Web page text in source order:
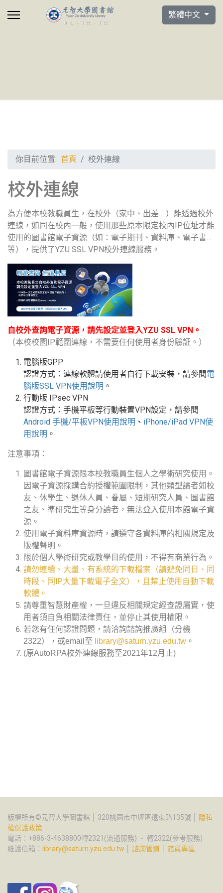
選擇你的語言
繁體中文
你目前位置: 首頁 校外連線
校外連線
為方便本校教職員生，在校外（家中、出差… ）能透過校外
連線，如同在校內一般，使用那些原本限定校內IP位址才能
使用的圖書館電子資源（如：電子期刊、資料庫、電子書…
等），提供了YZU SSL VPN校外連線服務。
自校外查詢電子資源，請先設定並登入YZU SSL VPN。
（本校校園IP範圍連線，不需要任何使用者身份驗証。）
電腦版GPP
認證方式：連線軟體請使用者自行下載安裝，請參閱電
腦版SSL VPN使用說明 。
行動版
IPsec VPN
認證方式：手機平板等行動裝置VPN設定 ，請參閱
Android 手機/平板VPN使用說明 、 iPhone/iPad VPN使
用說明 。
注意事項：
圖書館電子資源限本校教職員生個人之學術研究使用。
因電子資源採購合約授權範圍限制，其他類型讀者如校
友、休學生、退休人員、眷屬、短期研究人員、圖書館
之友、準研究生等身分讀者，無法登入使用本館電子資
源。
使用電子資料庫資源時，請遵守各資料庫的相關規定及
版權聲明。
限於個人學術研究或教學目的使用，不得有商業行為。
請勿連續、大量、有系統的下載檔案（請避免同日、同
時段、同IP大量下載電子全文），且禁止使用自動下載
軟體。
請尊重智慧財產權，一旦違反相關規定經查證屬實，使
用者須自負相關法律責任，並停止其使用權限。
若您有任何認證問題，請洽詢諮詢推廣組（分機
2322），或email至 library@saturn.yzu.edu.tw 。
(原AutoRPA校外連線服務至2021年12月止)
版權所有©元智大學圖書館 │ 320桃園市中壢區遠東路135號 │
隱私
權保護政策
電話：+886-3-4638800轉2321(流通服務) ‧ 轉2322(參考服務)
維護信箱： library@saturn.yzu.edu.tw 諮詢管道 館員專區